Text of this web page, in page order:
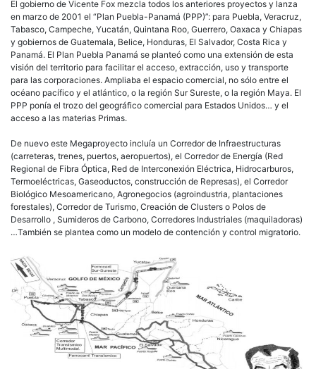
El gobierno de Vicente Fox mezcla todos los anteriores proyectos y lanza
en marzo de 2001 el “Plan Puebla-Panamá (PPP)”: para Puebla, Veracruz,
Tabasco, Campeche, Yucatán, Quintana Roo, Guerrero, Oaxaca y Chiapas
y gobiernos de Guatemala, Belice, Honduras, El Salvador, Costa Rica y
Panamá. El Plan Puebla Panamá se planteó como una extensión de esta
visión del territorio para facilitar el acceso, extracción, uso y transporte
para las corporaciones. Ampliaba el espacio comercial, no sólo entre el
océano pacífico y el atlántico, o la región Sur Sureste, o la región Maya. El
PPP ponía el trozo del geográfico comercial para Estados Unidos… y el
acceso a las materias Primas.
De nuevo este Megaproyecto incluía un Corredor de Infraestructuras
(carreteras, trenes, puertos, aeropuertos), el Corredor de Energía (Red
Regional de Fibra Óptica, Red de Interconexión Eléctrica, Hidrocarburos,
Termoeléctricas, Gaseoductos, construcción de Represas), el Corredor
Biológico Mesoamericano, Agronegocios (agroindustria, plantaciones
forestales), Corredor de Turismo, Creación de Clusters o Polos de
Desarrollo , Sumideros de Carbono, Corredores Industriales (maquiladoras)
…También se plantea como un modelo de contención y control migratorio.